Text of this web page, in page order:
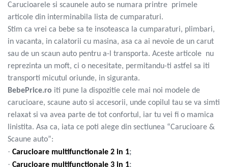
Carucioarele si scaunele auto se numara printre primele
articole din interminabila lista de cumparaturi.
Stim ca vrei ca bebe sa te insoteasca la cumparaturi, plimbari,
in vacanta, in calatorii cu masina, asa ca ai nevoie de un carut
sau de un scaun auto pentru a-l transporta. Aceste articole nu
reprezinta un moft, ci o necesitate, permitandu-ti astfel sa iti
transporti micutul oriunde, in siguranta.
BebePrice.ro iti pune la dispozitie cele mai noi modele de
carucioare, scaune auto si accesorii, unde copilul tau se va simti
relaxat si va avea parte de tot confortul, iar tu vei fi o mamica
linistita. Asa ca, iata ce poti alege din sectiunea “Carucioare &
Scaune auto”:
· Carucioare multifunctionale 2 in 1;
· Carucioare multifunctionale 3 in 1;